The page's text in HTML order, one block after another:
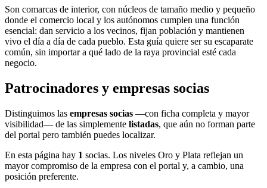
Son comarcas de interior, con núcleos de tamaño medio y pequeño
donde el comercio local y los autónomos cumplen una función
esencial: dan servicio a los vecinos, fijan población y mantienen
vivo el día a día de cada pueblo. Esta guía quiere ser su escaparate
común, sin importar a qué lado de la raya provincial esté cada
negocio.
Patrocinadores y empresas socias
Distinguimos las empresas socias —con ficha completa y mayor
visibilidad— de las simplemente listadas, que aún no forman parte
del portal pero también puedes localizar.
En esta página hay 1 socias. Los niveles Oro y Plata reflejan un
mayor compromiso de la empresa con el portal y, a cambio, una
posición preferente.